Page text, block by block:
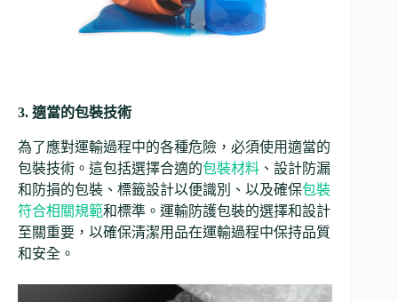
3. 適當的包裝技術
為了應對運輸過程中的各種危險，必須使用適當的
包裝技術。這包括選擇合適的包裝材料 、設計防漏
和防損的包裝、標籤設計以便識別、以及確保包裝
符合相關規範和標準。運輸防護包裝的選擇和設計
至關重要，以確保清潔用品在運輸過程中保持品質
和安全。